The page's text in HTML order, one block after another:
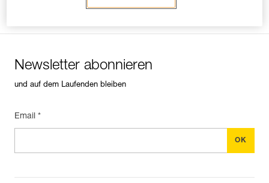
Newsletter abonnieren
und auf dem Laufenden bleiben
Email *